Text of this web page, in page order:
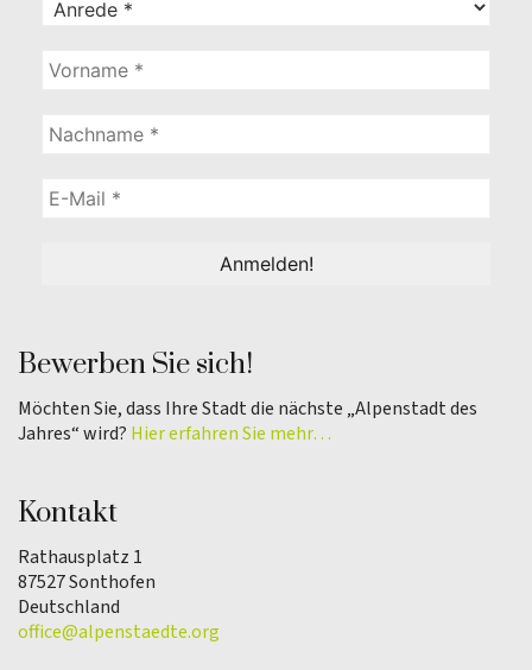
Bewerben Sie sich!
Möchten Sie, dass Ihre Stadt die nächste „Alpenstadt des
Jahres“ wird? Hier erfahren Sie mehr…
Kontakt
Rathausplatz 1
87527 Sonthofen
Deutschland
office@alpenstaedte.org